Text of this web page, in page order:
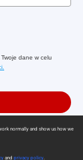
dane w celu
|Preferencje cookies
normally and show us how we
and privacy policy.